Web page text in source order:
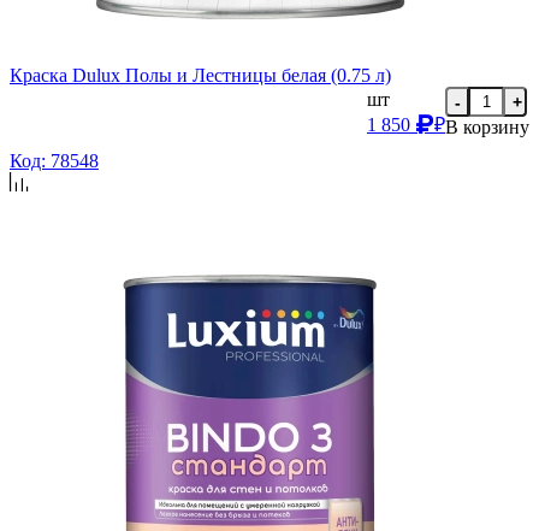
Краска Dulux Полы и Лестницы белая (0.75 л)
шт
1 850
₽
- +
В корзину
Код: 78548